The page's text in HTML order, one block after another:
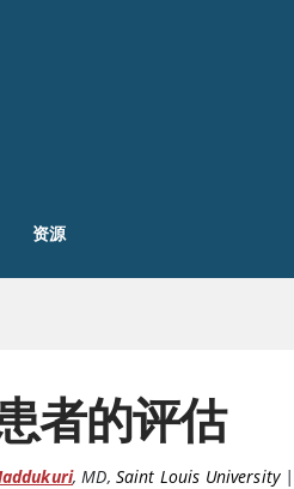
资源
者的评估
,MD, Saint Louis University|